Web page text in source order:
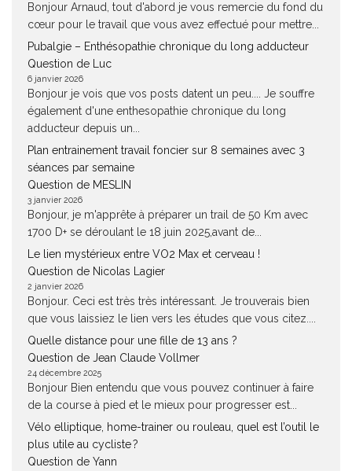
Bonjour Arnaud, tout d'abord je vous remercie du fond du
cœur pour le travail que vous avez effectué pour mettre...
Pubalgie – Enthésopathie chronique du long adducteur
Question de Luc
6 janvier 2026
Bonjour je vois que vos posts datent un peu.... Je souffre
également d'une enthesopathie chronique du long
adducteur depuis un...
Plan entrainement travail foncier sur 8 semaines avec 3
séances par semaine
Question de MESLIN
3 janvier 2026
Bonjour, je m'apprête à préparer un trail de 50 Km avec
1700 D+ se déroulant le 18 juin 2025,avant de...
Le lien mystérieux entre VO2 Max et cerveau !
Question de Nicolas Lagier
2 janvier 2026
Bonjour. Ceci est très très intéressant. Je trouverais bien
que vous laissiez le lien vers les études que vous citez....
Quelle distance pour une fille de 13 ans ?
Question de Jean Claude Vollmer
24 décembre 2025
Bonjour Bien entendu que vous pouvez continuer à faire
de la course à pied et le mieux pour progresser est...
Vélo elliptique, home-trainer ou rouleau, quel est l’outil le
plus utile au cycliste ?
Question de Yann